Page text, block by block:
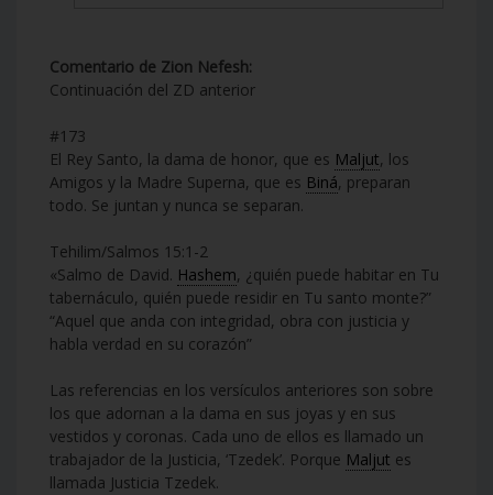
Comentario de Zion Nefesh:
Continuación del ZD anterior
#173
El Rey Santo, la dama de honor, que es Maljut, los
Amigos y la Madre Superna, que es Biná, preparan
todo. Se juntan y nunca se separan.
Tehilim/Salmos 15:1-2
«Salmo de David. Hashem, ¿quién puede habitar en Tu
tabernáculo, quién puede residir en Tu santo monte?”
“Aquel que anda con integridad, obra con justicia y
habla verdad en su corazón”
Las referencias en los versículos anteriores son sobre
los que adornan a la dama en sus joyas y en sus
vestidos y coronas. Cada uno de ellos es llamado un
trabajador de la Justicia, ‘Tzedek’. Porque Maljut es
llamada Justicia Tzedek.